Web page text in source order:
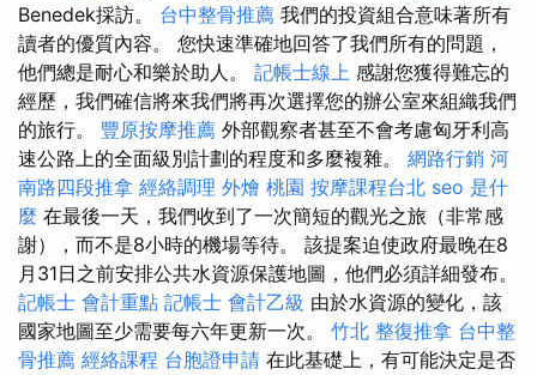
Benedek採訪。 台中整骨推薦 我們的投資組合意味著所有
讀者的優質內容。 您快速準確地回答了我們所有的問題，
他們總是耐心和樂於助人。 記帳士線上 感謝您獲得難忘的
經歷，我們確信將來我們將再次選擇您的辦公室來組織我們
的旅行。 豐原按摩推薦 外部觀察者甚至不會考慮匈牙利高
速公路上的全面級別計劃的程度和多麼複雜。 網路行銷 河
南路四段推拿 經絡調理 外燴 桃園 按摩課程台北 seo 是什
麼 在最後一天，我們收到了一次簡短的觀光之旅（非常感
謝），而不是8小時的機場等待。 該提案迫使政府最晚在8
月31日之前安排公共水資源保護地圖，他們必須詳細發布。
記帳士 會計重點 記帳士 會計乙級 由於水資源的變化，該
國家地圖至少需要每六年更新一次。 竹北 整復推拿 台中整
骨推薦 經絡課程 台胞證申請 在此基礎上，有可能決定是否